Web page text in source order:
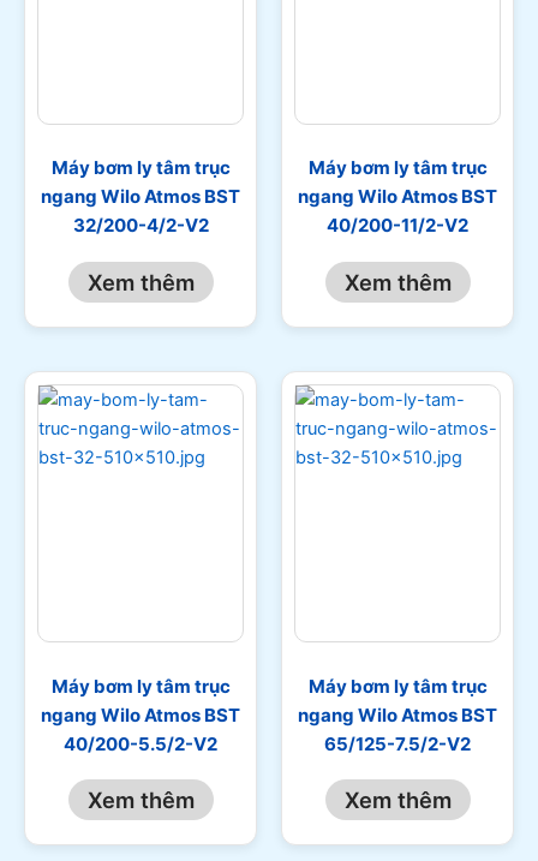
Máy bơm ly tâm trục
ngang Wilo Atmos BST
32/200-4/2-V2
Xem thêm
Máy bơm ly tâm trục
ngang Wilo Atmos BST
40/200-11/2-V2
Xem thêm
Máy bơm ly tâm trục
ngang Wilo Atmos BST
40/200-5.5/2-V2
Xem thêm
Máy bơm ly tâm trục
ngang Wilo Atmos BST
65/125-7.5/2-V2
Xem thêm